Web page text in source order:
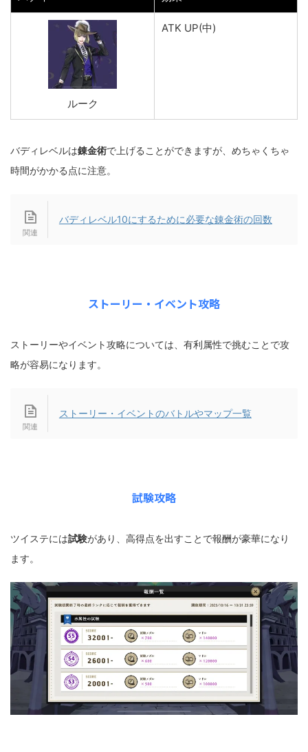
ルーク
ATK UP(中)
バディレベルは錬金術で上げることができますが、めちゃくちゃ
時間がかかる点に注意。
バディレベル10にするために必要な錬金術の回数
ストーリー・イベント攻略
ストーリーやイベント攻略については、有利属性で挑むことで攻
略が容易になります。
ストーリー・イベントのバトルやマップ一覧
試験攻略
ツイステには試験があり、高得点を出すことで報酬が豪華になり
ます。